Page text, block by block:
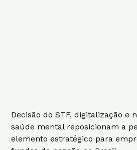
Decisão do STF, digitalização e
saúde mental reposicionam a
elemento estratégico para